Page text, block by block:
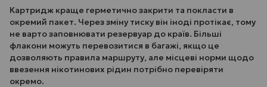
Картридж краще герметично закрити та покласти в
окремий пакет. Через зміну тиску він іноді протікає, тому
не варто заповнювати резервуар до країв. Більші
флакони можуть перевозитися в багажі, якщо це
дозволяють правила маршруту, але місцеві норми щодо
ввезення нікотинових рідин потрібно перевіряти
окремо.